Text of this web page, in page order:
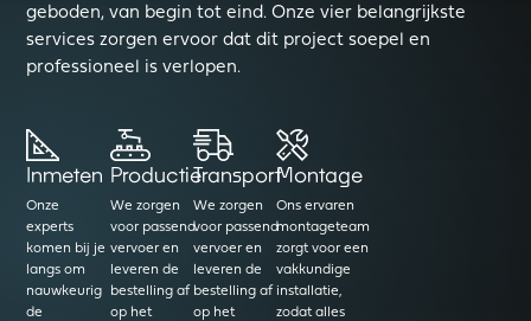
geboden, van begin tot eind. Onze vier belangrijkste
services zorgen ervoor dat dit project soepel en
professioneel is verlopen.
Inmeten
Onze
experts
komen bij je
langs om
nauwkeurig
de
Productie
We zorgen
voor passend
vervoer en
leveren de
bestelling af
op het
Transport
We zorgen
voor passend
vervoer en
leveren de
bestelling af
op het
Montage
Ons ervaren
montageteam
zorgt voor een
vakkundige
installatie,
zodat alles